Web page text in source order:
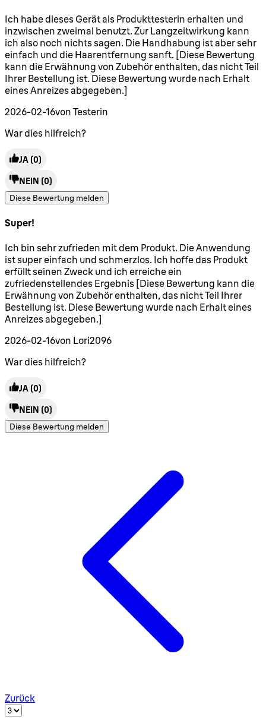
5 Sterne von maximal 5
Ich habe dieses Gerät als Produkttesterin erhalten und
inzwischen zweimal benutzt. Zur Langzeitwirkung kann
ich also noch nichts sagen. Die Handhabung ist aber sehr
einfach und die Haarentfernung sanft. [Diese Bewertung
kann die Erwähnung von Zubehör enthalten, das nicht Teil
Ihrer Bestellung ist. Diese Bewertung wurde nach Erhalt
eines Anreizes abgegeben.]
2026-02-16von Testerin
War dies hilfreich?
JA (0)
NEIN (0)
Diese Bewertung melden
Super!
5 Sterne von maximal 5
Ich bin sehr zufrieden mit dem Produkt. Die Anwendung
ist super einfach und schmerzlos. Ich hoffe das Produkt
erfüllt seinen Zweck und ich erreiche ein
zufriedenstellendes Ergebnis [Diese Bewertung kann die
Erwähnung von Zubehör enthalten, das nicht Teil Ihrer
Bestellung ist. Diese Bewertung wurde nach Erhalt eines
Anreizes abgegeben.]
2026-02-16von Lori2096
War dies hilfreich?
JA (0)
NEIN (0)
Diese Bewertung melden
Zurück